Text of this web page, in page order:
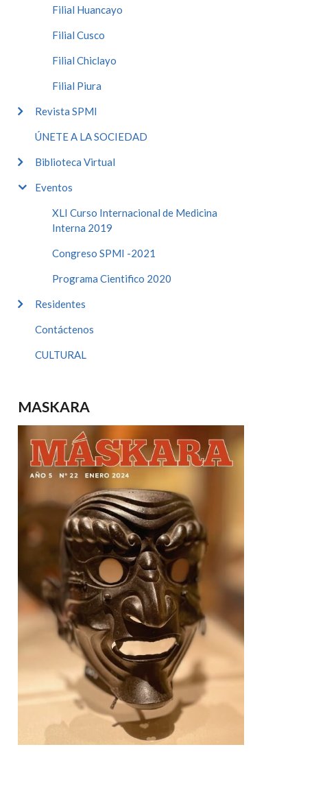
Filial Huancayo
Filial Cusco
Filial Chiclayo
Filial Piura
Revista SPMI
ÚNETE A LA SOCIEDAD
Biblioteca Virtual
Eventos
XLI Curso Internacional de Medicina
Interna 2019
Congreso SPMI -2021
Programa Cientifico 2020
Residentes
Contáctenos
CULTURAL
MASKARA